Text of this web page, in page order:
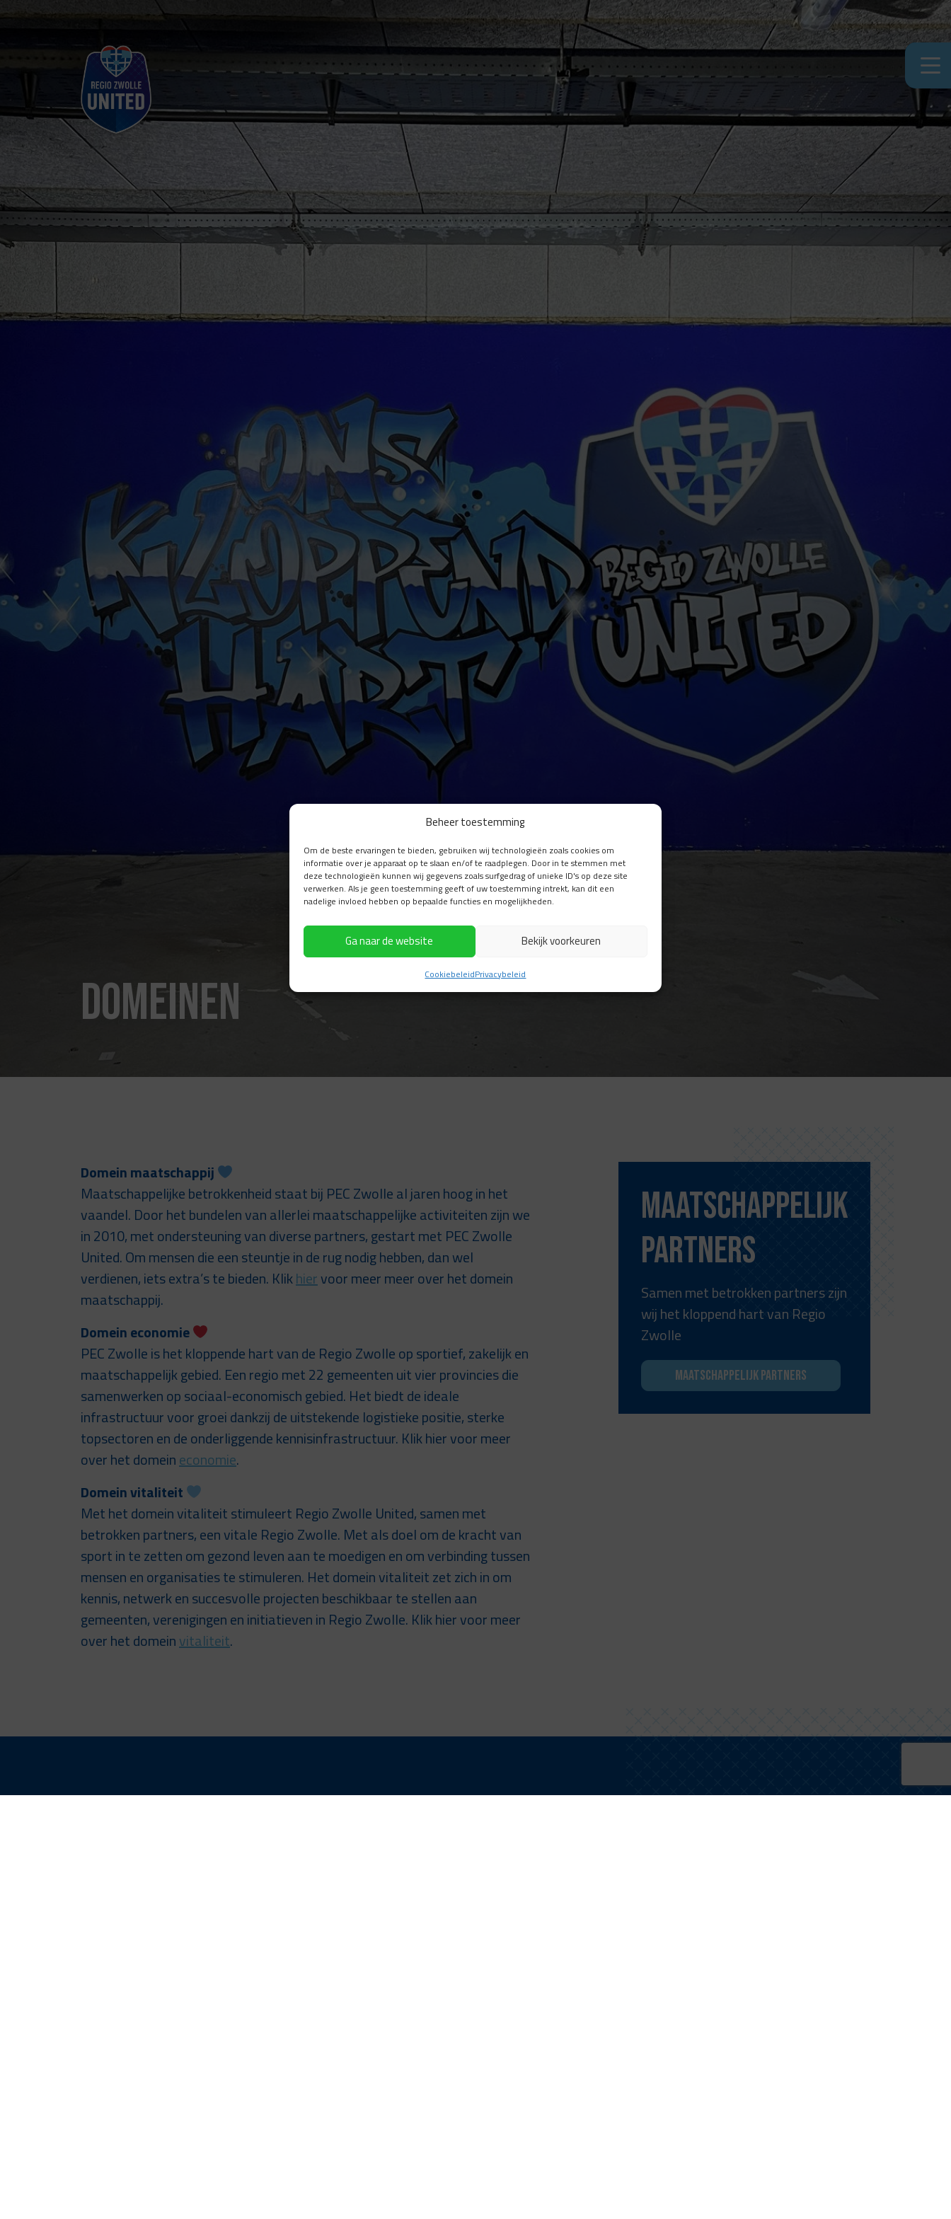
Beheer toestemming
Om de beste ervaringen te bieden, gebruiken wij technologieën zoals cookies om
informatie over je apparaat op te slaan en/of te raadplegen. Door in te stemmen met
deze technologieën kunnen wij gegevens zoals surfgedrag of unieke ID's op deze site
verwerken. Als je geen toestemming geeft of uw toestemming intrekt, kan dit een
nadelige invloed hebben op bepaalde functies en mogelijkheden.
Ga naar de website Bekijk voorkeuren
CookiebeleidPrivacybeleid
Domeinen
Domein maatschappij
Maatschappelijke betrokkenheid staat bij PEC Zwolle al jaren hoog in het
vaandel. Door het bundelen van allerlei maatschappelijke activiteiten zijn we
in 2010, met ondersteuning van diverse partners, gestart met PEC Zwolle
United. Om mensen die een steuntje in de rug nodig hebben, dan wel
verdienen, iets extra’s te bieden. Klikhiervoor meer meer over het domein
maatschappij.
Domein economie
PEC Zwolle is het kloppende hart van de Regio Zwolle op sportief, zakelijk en
maatschappelijk gebied. Een regio met 22 gemeenten uit vier provincies die
samenwerken op sociaal-economisch gebied. Het biedt de ideale
infrastructuur voor groei dankzij de uitstekende logistieke positie, sterke
topsectoren en de onderliggende kennisinfrastructuur. Klik hier voor meer
over het domeineconomie.
Domein vitaliteit
Met het domein vitaliteit stimuleert Regio Zwolle United, samen met
betrokken partners, een vitale Regio Zwolle. Met als doel om de kracht van
sport in te zetten om gezond leven aan te moedigen en om verbinding tussen
mensen en organisaties te stimuleren. Het domein vitaliteit zet zich in om
kennis, netwerk en succesvolle projecten beschikbaar te stellen aan
gemeenten, verenigingen en initiatieven in Regio Zwolle. Klik hier voor meer
over het domeinvitaliteit.
Maatschappelijk
partners
Samen met betrokken partners zijn
wij het kloppend hart van Regio
Zwolle
Maatschappelijk partners